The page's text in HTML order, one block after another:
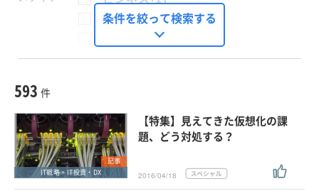
FinTech Journal
Seizo Trend
外部ニュース
スペシャルに限定する
条件を絞って検索する
593 件
記事
IT戦略・IT投資・DX
【特集】見えてきた仮想化の課
題、どう対処する？
2016/04/18